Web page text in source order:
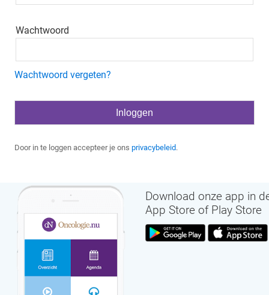
Wachtwoord
Wachtwoord vergeten?
Door in te loggen accepteer je ons privacybeleid.
Download onze app in
App Store of Play Store